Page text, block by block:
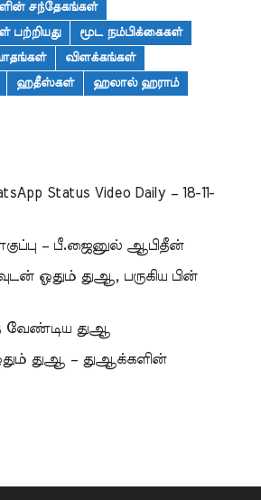
சந்தேகங்கள்
பற்றியது
மூட நம்பிக்கைகள்
விளக்கங்கள்
ஹதீஸ்கள் ஹலால் ஹராம்
Status Video Daily – 18-11-
– பீ.ஜைனுல் ஆபிதீன்
ஓதும் துஆ, பருகிய பின்
வேண்டிய துஆ
துஆ – துஆக்களின்